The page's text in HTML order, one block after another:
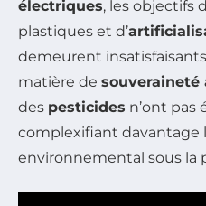
électriques, les objectifs
plastiques et d’
demeurent
matière de souveraineté
des pesticides n’ont
complexifiant davantage
environnemental sous la